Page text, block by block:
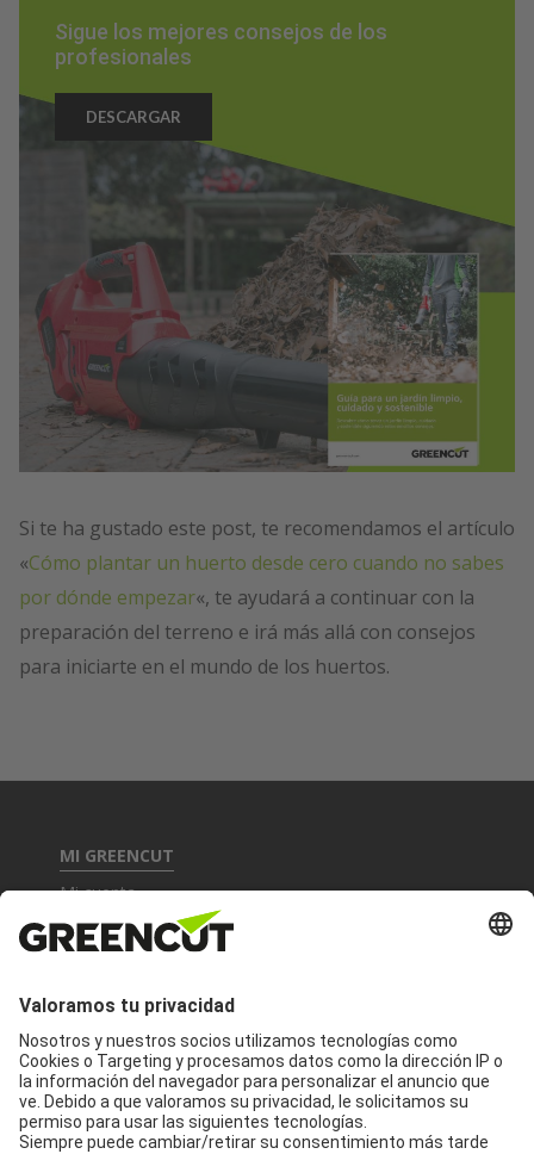
Sigue los mejores consejos de los
profesionales
DESCARGAR
Si te ha gustado este post, te recomendamos el artículo
«Cómo plantar un huerto desde cero cuando no sabes
por dónde empezar«, te ayudará a continuar con la
preparación del terreno e irá más allá con consejos
para iniciarte en el mundo de los huertos.
MI GREENCUT
Mi cuenta
Asistencia técnica
Garantía y devoluciones
Productos
Accesorios y recambios
CONTACTA CON NOSOTROS
Contacto
Síguenos: